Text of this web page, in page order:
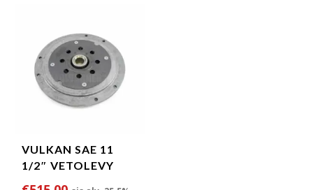
VULKAN SAE 11
1/2″ VETOLEVY